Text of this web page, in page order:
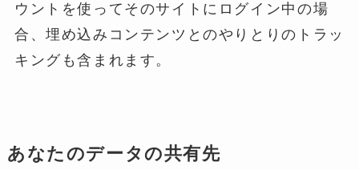
ウントを使ってそのサイトにログイン中の場
合、埋め込みコンテンツとのやりとりのトラッ
キングも含まれます。
あなたのデータの共有先